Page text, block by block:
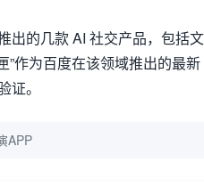
出的几款 AI 社交产品，包括文
”作为百度在该领域推出的最新
。
APP